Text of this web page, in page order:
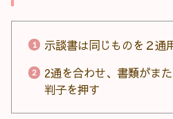
示談書は同じものを２通
2通を合わせ、書類がま
判子を押す